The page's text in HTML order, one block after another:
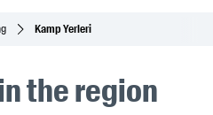
Kamp Yerleri
the region